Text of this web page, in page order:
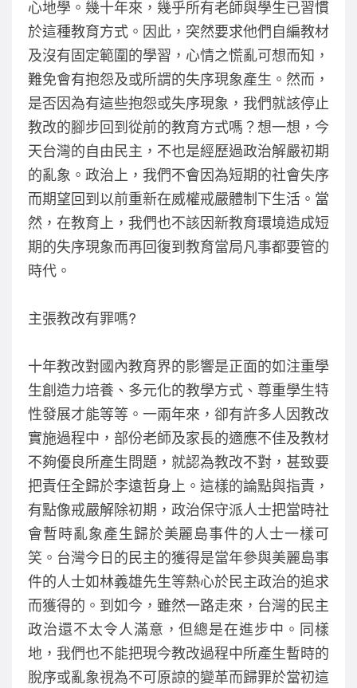
心地學。幾十年來，幾乎所有老師與學生已習慣
於這種教育方式。因此，突然要求他們自編教材
及沒有固定範圍的學習，心情之慌亂可想而知，
難免會有抱怨及或所謂的失序現象產生。然而，
是否因為有這些抱怨或失序現象，我們就該停止
教改的腳步回到從前的教育方式嗎？想一想，今
天台灣的自由民主，不也是經歷過政治解嚴初期
的亂象。政治上，我們不會因為短期的社會失序
而期望回到以前重新在威權戒嚴體制下生活。當
然，在教育上，我們也不該因新教育環境造成短
期的失序現象而再回復到教育當局凡事都要管的
時代。
主張教改有罪嗎?
十年教改對國內教育界的影響是正面的如注重學
生創造力培養、多元化的教學方式、尊重學生特
性發展才能等等。一兩年來，卻有許多人因教改
實施過程中，部份老師及家長的適應不佳及教材
不夠優良所產生問題，就認為教改不對，甚致要
把責任全歸於李遠哲身上。這樣的論點與指責，
有點像戒嚴解除初期，政治保守派人士把當時社
會暫時亂象產生歸於美麗島事件的人士一樣可
笑。台灣今日的民主的獲得是當年參與美麗島事
件的人士如林義雄先生等熱心於民主政治的追求
而獲得的。到如今，雖然一路走來，台灣的民主
政治還不太令人滿意，但總是在進步中。同樣
地，我們也不能把現今教改過程中所產生暫時的
脫序或亂象視為不可原諒的變革而歸罪於當初這